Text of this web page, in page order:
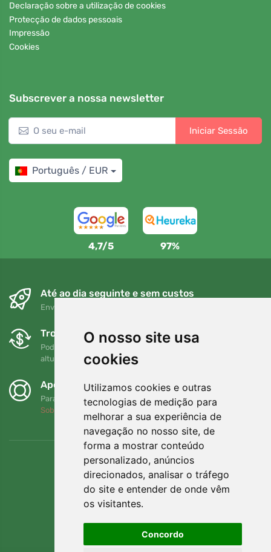
O nosso site usa
cookies
Utilizamos cookies e outras
tecnologias de medição para
melhorar a sua experiência de
navegação no nosso site, de
forma a mostrar conteúdo
personalizado, anúncios
direcionados, analisar o tráfego
do site e entender de onde vêm
os visitantes.
Concordo
Declaração sobre a utilização de cookies
Protecção de dados pessoais
Impressão
Cookies
Subscrever a nossa newsletter
Iniciar Sessão
Português / EUR
4,7/5 97%
Até ao dia seguinte e sem custos
Envio gratuito para encomendas superiores a 80 EUR
Trocas e devoluções gratuitas
Pode devolver ou trocar a sua encomenda em qualquer
altura no prazo de 90 dias
Apoiamos a Trees.org
Para cada encomenda plantamos uma árvore! Leia mais
Sobre nós